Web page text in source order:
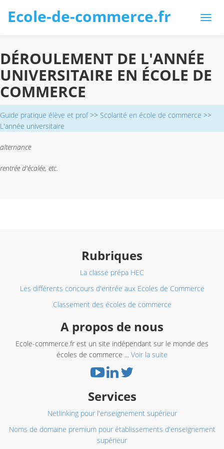
Ecole-de-commerce.fr
DÉROULEMENT DE L'ANNÉE
UNIVERSITAIRE EN ÉCOLE DE
COMMERCE
Guide pratique élève et prof>> Scolarité en école de commerce >>
L'année universitaire
alternance
rentrée d'écalée, etc.
Rubriques
La classe prépa HEC
Les différents concours d'entrée aux Ecoles de Commerce
Classement des écoles de commerce
A propos de nous
Ecole-commerce.fr est un site indépendant sur le monde des
écoles de commerce ... Voir la suite
Services
Netlinking pour l'enseignement supérieur
Noms de domaine premium pour établissements d'enseignement
supérieur